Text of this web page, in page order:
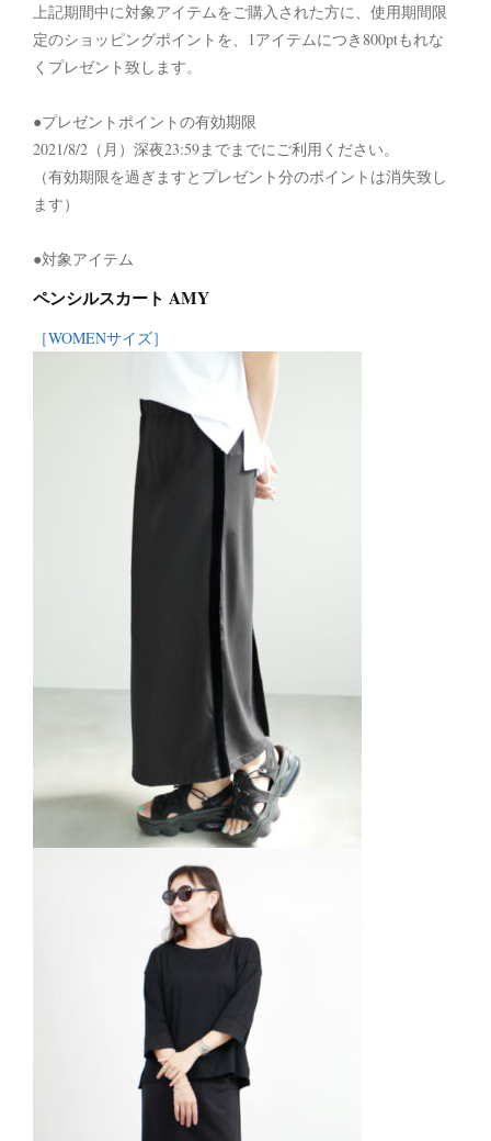
上記期間中に対象アイテムをご購入された方に、使用期間限
定のショッピングポイントを、1アイテムにつき800ptもれな
くプレゼント致します。
●プレゼントポイントの有効期限
2021/8/2（月）深夜23:59までまでにご利用ください。
（有効期限を過ぎますとプレゼント分のポイントは消失致し
ます）
●対象アイテム
ペンシルスカート AMY
［WOMENサイズ］